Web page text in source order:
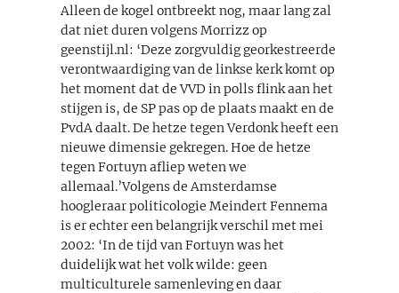
Alleen de kogel ontbreekt nog, maar lang zal
dat niet duren volgens Morrizz op
geenstijl.nl: ‘Deze zorgvuldig georkestreerde
verontwaardiging van de linkse kerk komt op
het moment dat de VVD in polls flink aan het
stijgen is, de SP pas op de plaats maakt en de
PvdA daalt. De hetze tegen Verdonk heeft een
nieuwe dimensie gekregen. Hoe de hetze
tegen Fortuyn afliep weten we
allemaal.’Volgens de Amsterdamse
hoogleraar politicologie Meindert Fennema
is er echter een belangrijk verschil met mei
2002: ‘In de tijd van Fortuyn was het
duidelijk wat het volk wilde: geen
multiculturele samenleving en daar